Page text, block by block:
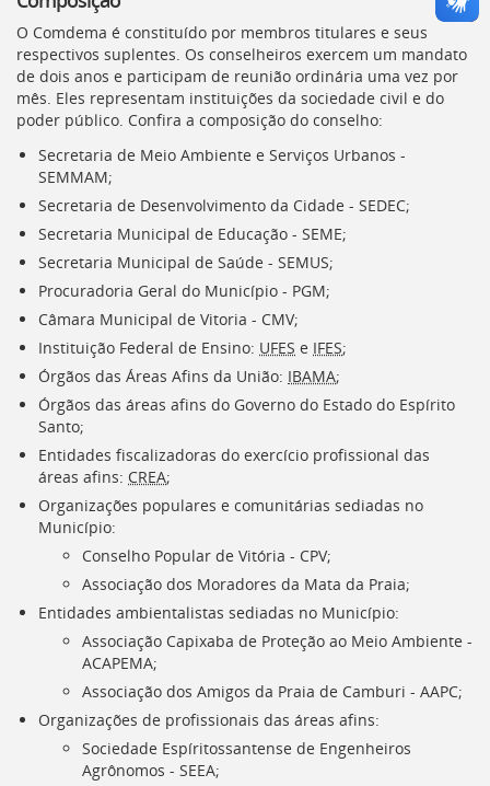
O Comdema é constituído por membros titulares e seus
respectivos suplentes. Os conselheiros exercem um mandato
de dois anos e participam de reunião ordinária uma vez por
mês. Eles representam instituições da sociedade civil e do
poder público. Confira a composição do conselho:
Secretaria de Meio Ambiente e Serviços Urbanos -
SEMMAM;
Secretaria de Desenvolvimento da Cidade - SEDEC;
Secretaria Municipal de Educação - SEME;
Secretaria Municipal de Saúde - SEMUS;
Procuradoria Geral do Município - PGM;
Câmara Municipal de Vitoria - CMV;
Instituição Federal de Ensino: UFES e IFES;
Órgãos das Áreas Afins da União: IBAMA;
Órgãos das áreas afins do Governo do Estado do Espírito
Santo;
Entidades fiscalizadoras do exercício profissional das
áreas afins: CREA;
Organizações populares e comunitárias sediadas no
Município:
Conselho Popular de Vitória - CPV;
Associação dos Moradores da Mata da Praia;
Entidades ambientalistas sediadas no Município:
Associação Capixaba de Proteção ao Meio Ambiente -
ACAPEMA;
Associação dos Amigos da Praia de Camburi - AAPC;
Organizações de profissionais das áreas afins:
Sociedade Espíritossantense de Engenheiros
Agrônomos - SEEA;